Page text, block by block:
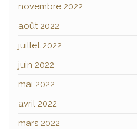
novembre 2022
août 2022
juillet 2022
juin 2022
mai 2022
avril 2022
mars 2022